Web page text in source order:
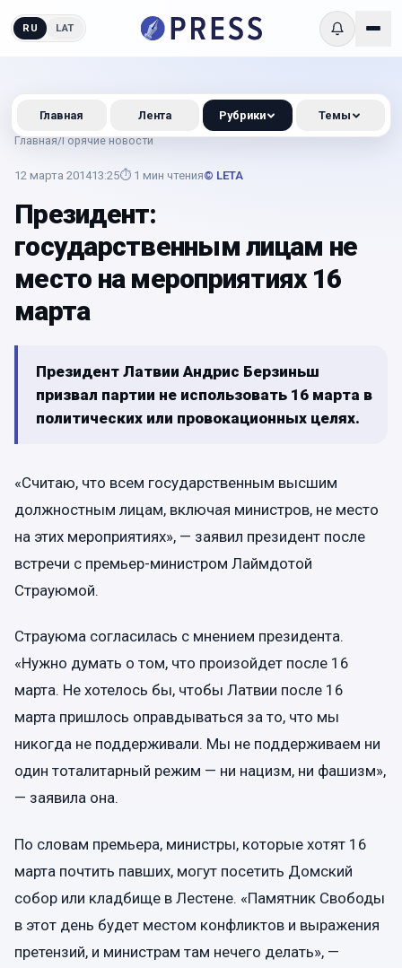
RU LAT
Главная/Горячие новости
12 марта 201413:25⏱ 1 мин чтения© LETA
Президент:
государственным лицам не
место на мероприятиях 16
марта
Президент Латвии Андрис Берзиньш
призвал партии не использовать 16 марта в
политических или провокационных целях.
«Считаю, что всем государственным высшим
должностным лицам, включая министров, не место
на этих мероприятиях», — заявил президент после
встречи с премьер-министром Лаймдотой
Страуюмой.
Страуюма согласилась с мнением президента.
«Нужно думать о том, что произойдет после 16
марта. Не хотелось бы, чтобы Латвии после 16
марта пришлось оправдываться за то, что мы
никогда не поддерживали. Мы не поддерживаем ни
один тоталитарный режим — ни нацизм, ни фашизм»,
— заявила она.
По словам премьера, министры, которые хотят 16
марта почтить павших, могут посетить Домский
собор или кладбище в Лестене. «Памятник Свободы
в этот день будет местом конфликтов и выражения
претензий, и министрам там нечего делать», —
Главная Лента Рубрики Темы